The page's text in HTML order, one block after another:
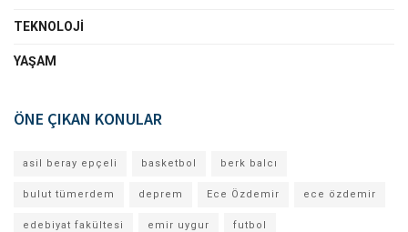
TEKNOLOJI
YAŞAM
ÖNE ÇIKAN KONULAR
asil beray epçeli basketbol berk balcı
bulut tümerdem deprem Ece Özdemir ece özdemir
edebiyat fakültesi emir uygur futbol